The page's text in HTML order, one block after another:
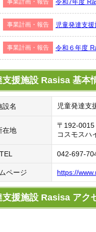
事業計画・報告 令和7年度
事業計画・報告 児童発達支
事業計画・報告 令和６年度
支援施設 Rasisa 基本
設名 児童発達支
在地
〒192-0015
コスモスハ
TEL 042-697-
ページ https://
支援施設 Rasisa アク